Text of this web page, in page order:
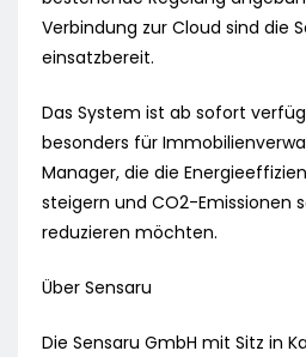
Verbindung zur Cloud sind die
einsatzbereit.
Das System ist ab sofort
besonders für
Manager, die die
steigern und CO2-Emissionen
reduzieren möchten.
Über Sensaru
Die Sensaru GmbH mit Sitz in